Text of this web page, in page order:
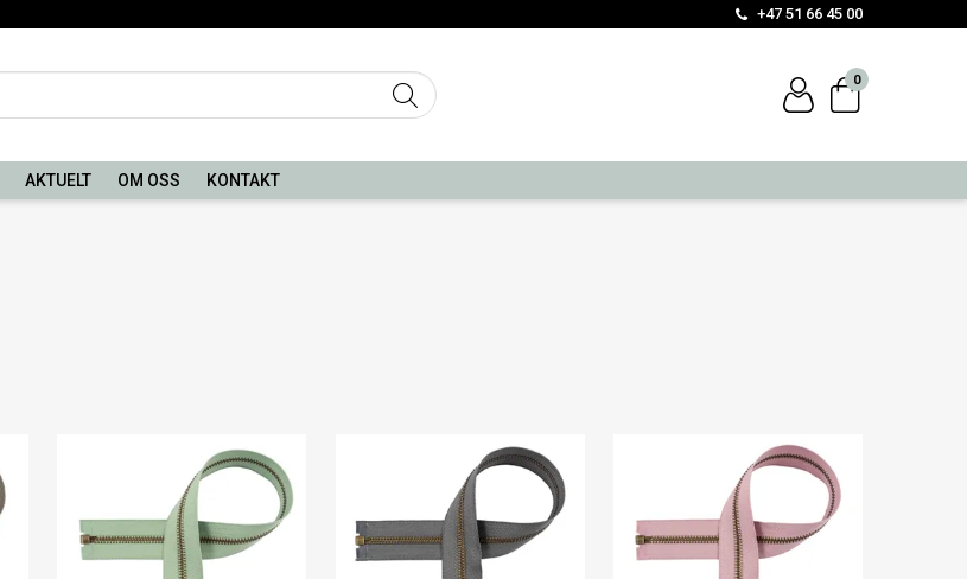
+47 51 66 45 00
0
AKTUELT OM OSS KONTAKT